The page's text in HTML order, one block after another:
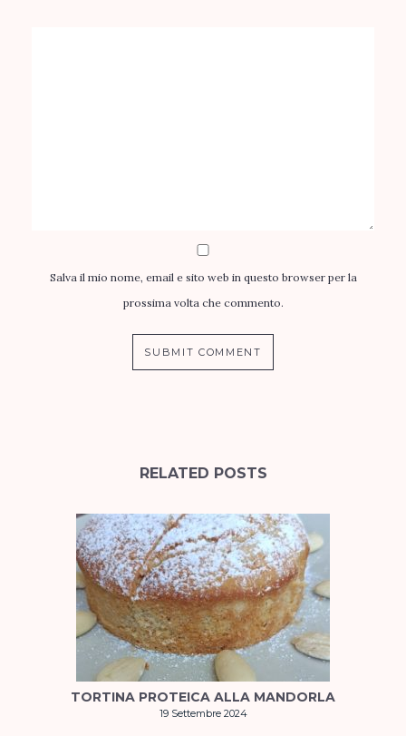
Salva il mio nome, email e sito web in questo browser per la
prossima volta che commento.
RELATED POSTS
TORTINA PROTEICA ALLA MANDORLA
19 Settembre 2024